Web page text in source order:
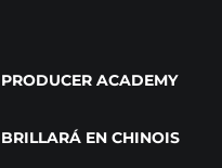
ACADEMY
EN CHINOIS